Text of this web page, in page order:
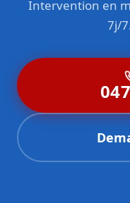
Intervention en
7j/